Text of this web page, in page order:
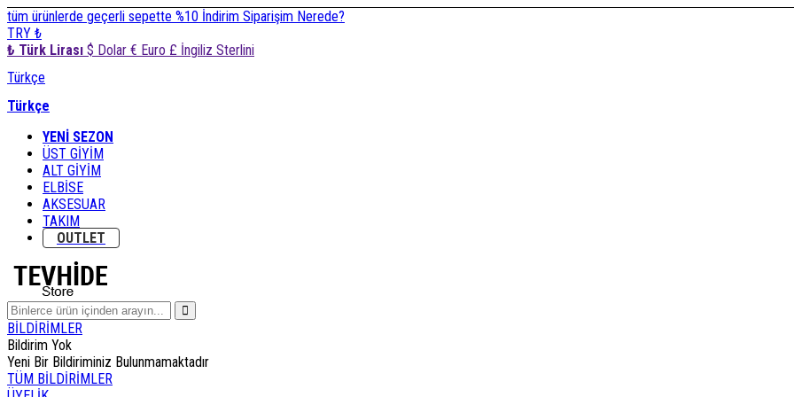
tüm ürünlerde geçerli sepette %10 İndirim Siparişim Nerede?
TRY ₺
₺ Türk Lirası $ Dolar € Euro £ İngiliz Sterlini
Türkçe
Türkçe
YENİ SEZON
ÜST GİYİM
ALT GİYİM
ELBİSE
AKSESUAR
TAKIM
OUTLET
BİLDİRİMLER
Bildirim Yok
Yeni Bir Bildiriminiz Bulunmamaktadır
TÜM BİLDİRİMLER